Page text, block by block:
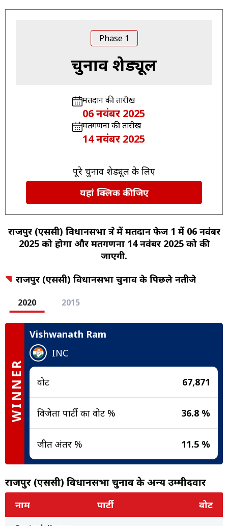
Phase 1
चुनाव शेड्यूल
मतदान की तारीख
06 नवंबर 2025
मतगणना की तारीख
14 नवंबर 2025
पूरे चुनाव शेड्यूल के लिए
यहां क्लिक कीजिए
राजपुर (एससी) विधानसभा क्षेत्र में मतदान फेज 1 में 06 नवंबर
2025 को होगा और मतगणना 14 नवंबर 2025 को की
जाएगी.
राजपुर (एससी) विधानसभा चुनाव के पिछले नतीजे
2020 2015
WINNER
Vishwanath Ram
INC
वोट 67,871
विजेता पार्टी का वोट % 36.8 %
जीत अंतर % 11.5 %
राजपुर (एससी) विधानसभा चुनाव के अन्य उम्मीदवार
नाम पार्टी वोट